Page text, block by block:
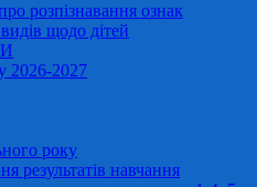
розпізнавання ознак
щодо дітей
2026-2027
року
результатів навчання